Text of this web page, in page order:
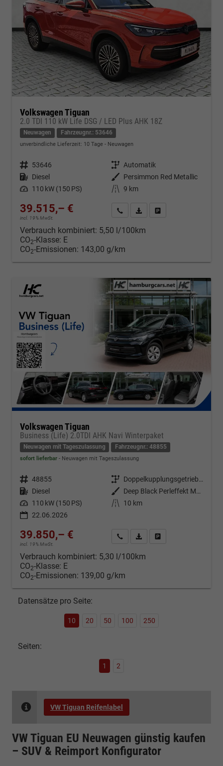
Volkswagen Tiguan
2.0 TDI 110 kW Life DSG / LED Plus AHK 18Z
Neuwagen Fahrzeugnr.: 53646
unverbindliche Lieferzeit: 10 Tage Neuwagen
Fahrzeugnr. 53646 Getriebe Automatik
Kraftstoff Diesel Außenfarbe
Persimmon Red Metallic
Leistung 110 kW (150 PS) Kilometerstand 9 km
39.515,– €
incl. 19% MwSt.
Kontakt & Angebot anfordern
PDF-Datei, Fahrzeugexposé
Verbrauch kombiniert: 5,50 l/100km
CO2-Klasse: E
CO2-Emissionen: 143,00 g/km
Volkswagen Tiguan
Business (Life) 2.0TDI AHK Navi Winterpaket
Neuwagen mit Tageszulassung Fahrzeugnr.: 48855
sofort lieferbar Neuwagen mit Tageszulassung
Fahrzeugnr. 48855 Getriebe
Doppelkupplungsgetriebe (DSG)
Kraftstoff Diesel Außenfarbe
Deep Black Perleffekt Metallic
Leistung 110 kW (150 PS) Kilometerstand
10 km
22.06.2026
39.850,– €
incl. 19% MwSt.
Kontakt & Angebot anfordern
PDF-Datei, Fahrzeugexposé
Verbrauch kombiniert: 5,30 l/100km
CO2-Klasse: E
CO2-Emissionen: 139,00 g/km
Datensätze pro Seite:
10 20 50 100 250
Seiten:
1 2
VW Tiguan Reifenlabel
VW Tiguan EU Neuwagen günstig kaufen
– SUV & Reimport Konfigurator